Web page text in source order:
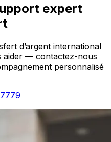
expert
d’argent international
aider — contactez-nous
personnalisé